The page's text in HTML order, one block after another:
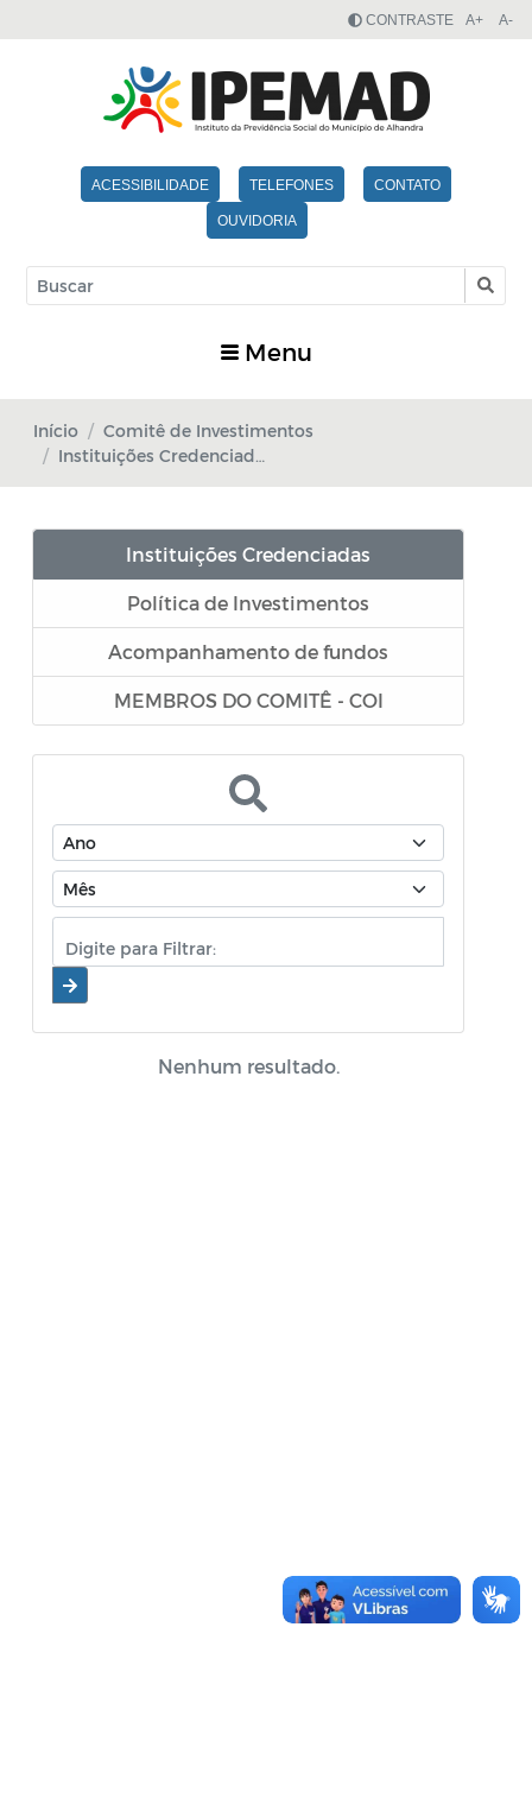
ACESSIBILIDADE TELEFONES CONTATO
OUVIDORIA
CONTRASTE A+ A-
Menu
Início
Comitê de Investimentos
Instituições Credenciadas
Instituições Credenciadas
Política de Investimentos
Acompanhamento de fundos
MEMBROS DO COMITÊ - COI
Nenhum resultado.